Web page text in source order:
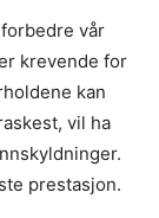
vår
krevende for
kan
vil ha
prestasjon.